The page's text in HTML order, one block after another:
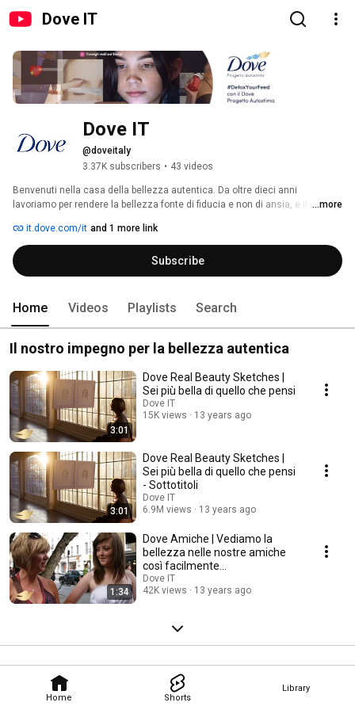
Dove IT
Home Shorts
Library
Dove IT
@doveitaly
3.37K subscribers • 43 videos
Benvenuti nella casa della bellezza autentica. Da oltre dieci anni
lavoriamo per rendere la bellezza fonte di fiducia e non di ansia, e il viaggio
donne reali – dalle nostre campagne più rivoluzionarie ai consigli di
bellezza dei nostri esperti. Insieme, abbiamo il potere di rendere
contagiosa la fiducia nella propria bellezza. Il primo passo? Cliccare su
Iscriviti.
...more
it.dove.com/it and 1 more link
Subscribe
Home Videos Playlists Search
Il nostro impegno per la bellezza autentica
3:01
Dove Real Beauty Sketches |
Sei più bella di quello che pensi
Dove IT
15K views
13 years ago
3:01
Dove Real Beauty Sketches |
Sei più bella di quello che pensi
- Sottotitoli
Dove IT
6.9M views
13 years ago
1:34
Dove Amiche | Vediamo la
bellezza nelle nostre amiche
così facilmente...
Dove IT
42K views
13 years ago